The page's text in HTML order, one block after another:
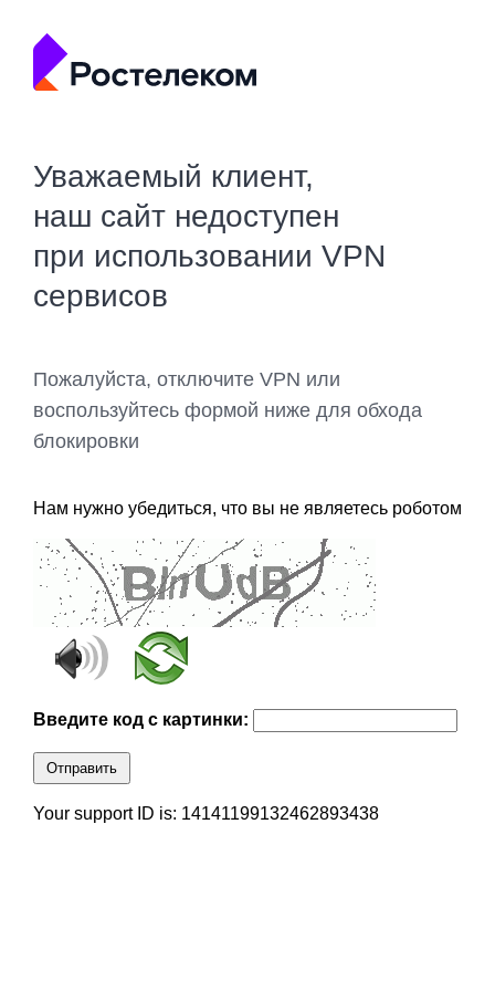
Уважаемый клиент,
наш сайт недоступен
при использовании VPN
сервисов
Пожалуйста, отключите VPN или
воспользуйтесь формой ниже для обхода
блокировки
Нам нужно убедиться, что вы не являетесь роботом
Введите код с картинки:
Отправить
Your support ID is: 14141199132462893438